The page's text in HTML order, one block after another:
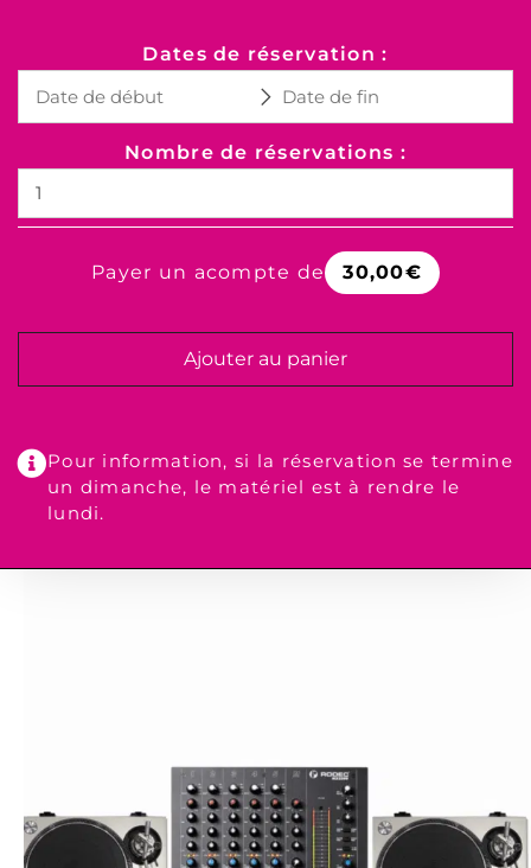
Dates de réservation :
Nombre de réservations :
Payer un acompte de 30,00€
Ajouter au panier
Pour information, si la réservation se termine
un dimanche, le matériel est à rendre le
lundi.